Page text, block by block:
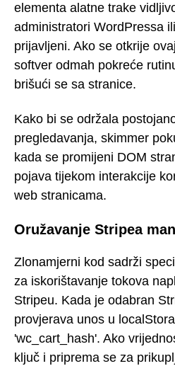
elementa alatne trake
administratori WordPressa
prijavljeni. Ako se otkrije
softver odmah pokreće
brišući se sa stranice.
Kako bi se održala
pregledavanja, skimmer
kada se promijeni DOM
pojava tijekom interakcije
web stranicama.
Oružavanje Stripea
Zlonamjerni kod sadrži
za iskorištavanje tokova
Stripeu. Kada je odabran
provjerava unos u
'wc_cart_hash'. Ako
ključ i priprema se za